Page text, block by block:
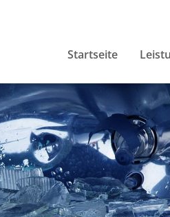
Startseite